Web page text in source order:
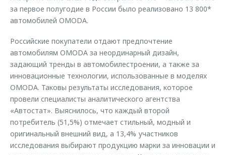
за первое полугодие в России было реализовано 13 800*
автомобилей OMODA.
Российские покупатели отдают предпочтение
автомобилям OMODA за неординарный дизайн,
задающий тренды в автомобилестроении, а также за
инновационные технологии, использованные в моделях
OMODA. Таковы результаты исследования, которое
провели специалисты аналитического агентства
«Автостат». Выяснилось, что каждый второй
потребитель (51,5%) отмечает стильный, модный и
оригинальный внешний вид, а 13,4% участников
исследования выбирают продукцию марки за инновации и